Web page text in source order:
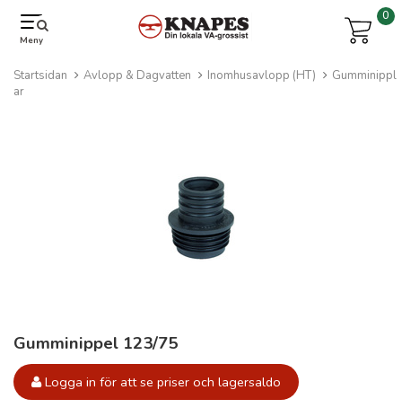
Meny
0
Startsidan Avlopp & Dagvatten Inomhusavlopp (HT)
Gumminippl
ar
Gumminippel 123/75
Logga in för att se priser och lagersaldo